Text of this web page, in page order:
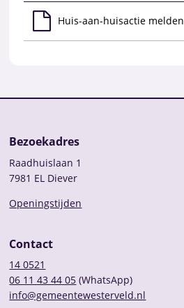
Huis-aan-huisactie melden
Bezoekadres
Raadhuislaan 1
7981 EL Diever
Openingstijden
Contact
14 0521
06 11 43 44 05 (WhatsApp)
info@gemeentewesterveld.nl